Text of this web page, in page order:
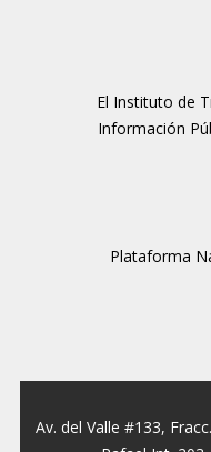
El Instituto de
Información
Plataforma
Av. del Valle #133,